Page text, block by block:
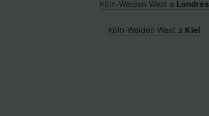
Köln-Weiden West a Londres
Köln-Weiden West a Kiel